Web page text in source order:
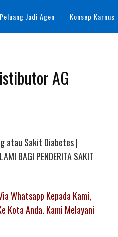
Peluang Jadi Agen Konsep Karnus
AG
atau Sakit Diabetes |
BAGI PENDERITA SAKIT
Whatsapp Kepada Kami,
Kota Anda. Kami Melayani